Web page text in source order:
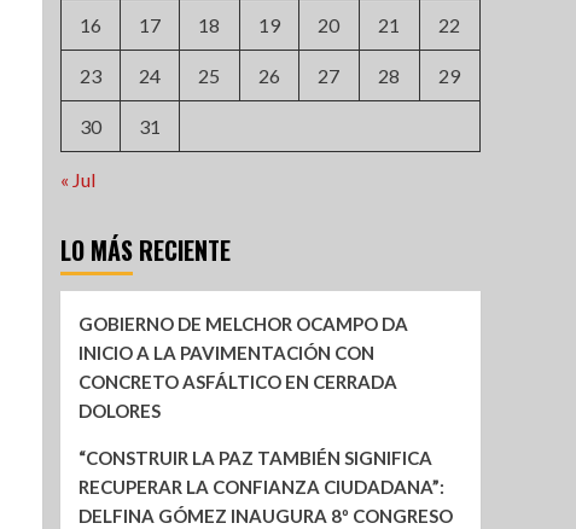
16 17 18 19 20 21 22
23 24 25 26 27 28 29
30 31
« Jul
LO MÁS RECIENTE
GOBIERNO DE MELCHOR OCAMPO DA
INICIO A LA PAVIMENTACIÓN CON
CONCRETO ASFÁLTICO EN CERRADA
DOLORES
“CONSTRUIR LA PAZ TAMBIÉN SIGNIFICA
RECUPERAR LA CONFIANZA CIUDADANA”:
DELFINA GÓMEZ INAUGURA 8º CONGRESO